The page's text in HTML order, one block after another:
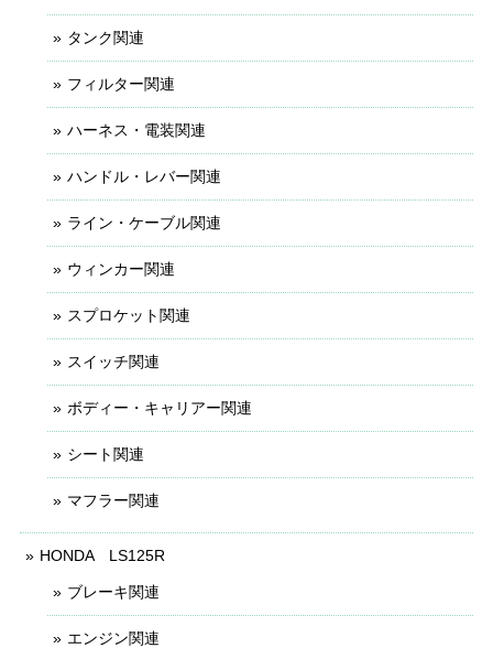
タンク関連
フィルター関連
ハーネス・電装関連
ハンドル・レバー関連
ライン・ケーブル関連
ウィンカー関連
スプロケット関連
スイッチ関連
ボディー・キャリアー関連
シート関連
マフラー関連
HONDA LS125R
ブレーキ関連
エンジン関連